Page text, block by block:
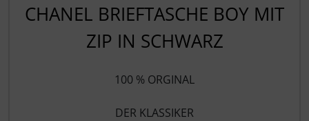
CHANEL BRIEFTASCHE BOY MIT
ZIP IN SCHWARZ
100 % ORGINAL
DER KLASSIKER